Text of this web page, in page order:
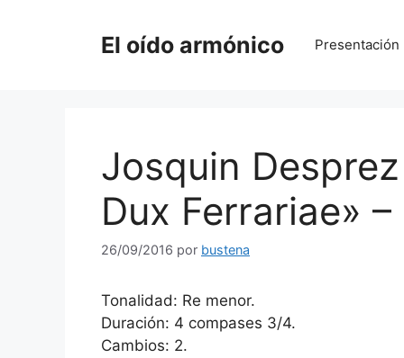
El oído armónico Presentación
Josquin
Dux Ferrariae»
26/09/2016 por bustena
Tonalidad: Re menor.
Duración: 4 compases 3/4.
Cambios: 2.